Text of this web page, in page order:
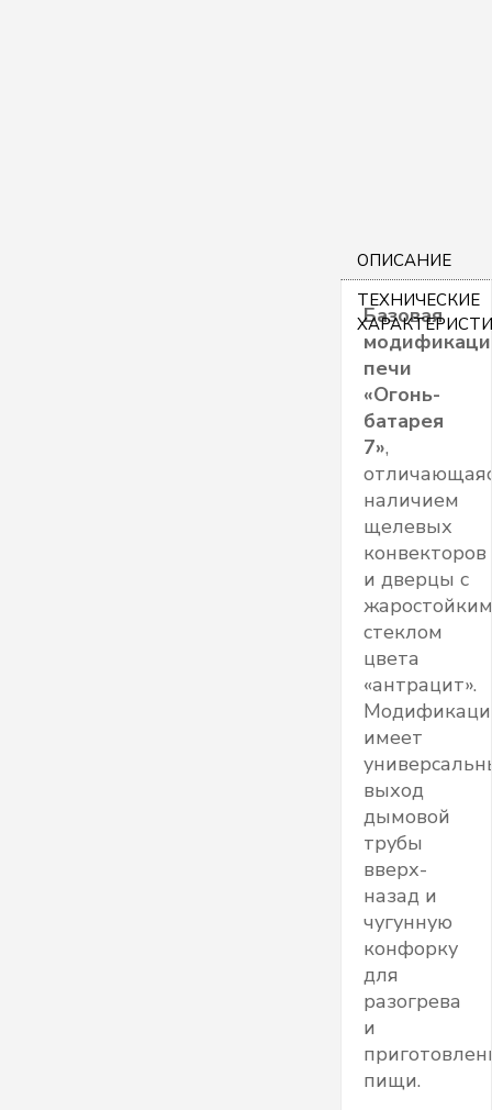
ОПИСАНИЕ
ТЕХНИЧЕСКИЕ
Базовая
печи
«Огонь-
батарея
7»,
наличием
щелевых
конвекторов
и дверцы с
жаростойким
стеклом
цвета
«антрацит».
имеет
выход
дымовой
трубы
вверх-
назад и
чугунную
конфорку
для
разогрева
и
пищи.